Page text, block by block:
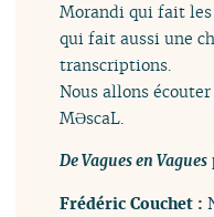
Morandi qui fait
qui fait aussi une
transcriptions.
Nous allons
MƏscaL.
De Vagues en Vagues
Frédéric Couchet :